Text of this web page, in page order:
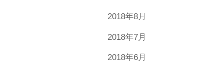
2018年8月
2018年7月
2018年6月